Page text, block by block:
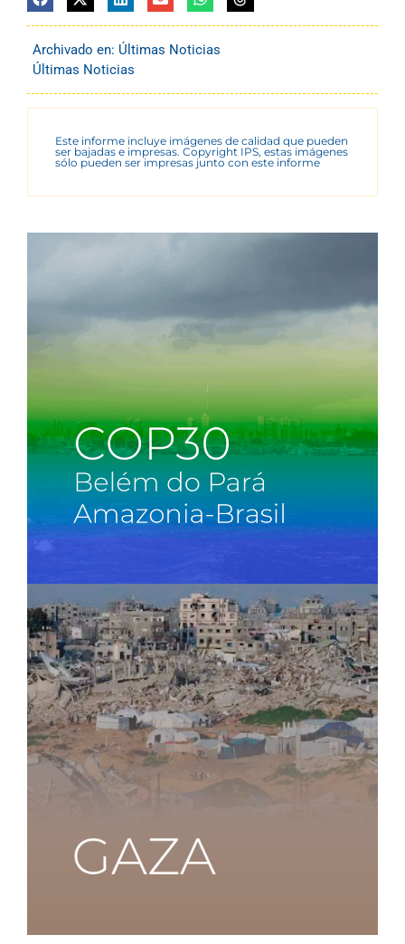
Archivado en: Últimas Noticias
Últimas Noticias
Este informe incluye imágenes de calidad que pueden
ser bajadas e impresas. Copyright IPS, estas imágenes
sólo pueden ser impresas junto con este informe